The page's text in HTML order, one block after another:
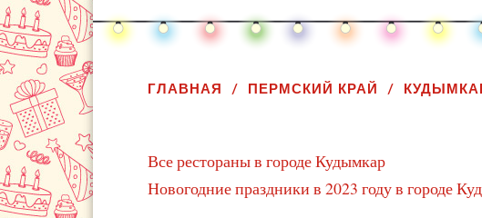
ГЛАВНАЯ ПЕРМСКИЙ КРАЙ
Все рестораны в городе Кудымкар
Новогодние праздники в 2023 году в городе